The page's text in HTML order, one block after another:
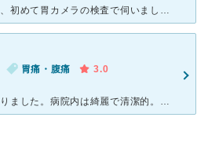
あすと長町に移転してから、初めて胃カメラの検査で伺いました。 他科からの紹介で受診しましたが、検査までスムーズにいきました。 胃カメラをされたのは若い女医さんで、少し強引なところもありましたが検査
胃痛・腹痛
3.0
他院からの紹介で入院となりました。病院内は綺麗で清潔的。ただ入院とはいっても重い病気ではなかったため、点滴治療が主であり、他の医療的処置がない感じでした。 そのため、看護師や医師が1日に来る回数は少